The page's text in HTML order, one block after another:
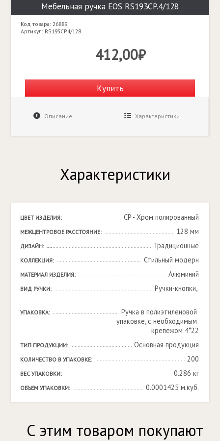
Мебельная ручка EOS RS193CP.4/128
Код товара: 26889
Артикул: RS193CP.4/128
412,00₽
Купить
Описание Характеристики
Характеристики
ЦВЕТ ИЗДЕЛИЯ: CP - Хром полированный
МЕЖЦЕНТРОВОЕ РАССТОЯНИЕ: 128 мм
ДИЗАЙН: Традиционные
КОЛЛЕКЦИЯ: Стильный модерн
МАТЕРИАЛ ИЗДЕЛИЯ: Алюминий
ВИД РУЧКИ: Ручки-кнопки,
УПАКОВКА:
Ручка в полиэтиленовой
упаковке, с необходимым
крепежом 4*22
ТИП ПРОДУКЦИИ: Основная продукция
КОЛИЧЕСТВО В УПАКОВКЕ: 200
ВЕС УПАКОВКИ: 0.286 кг
ОБЪЕМ УПАКОВКИ: 0.0001425 м.куб.
С этим товаром покупают